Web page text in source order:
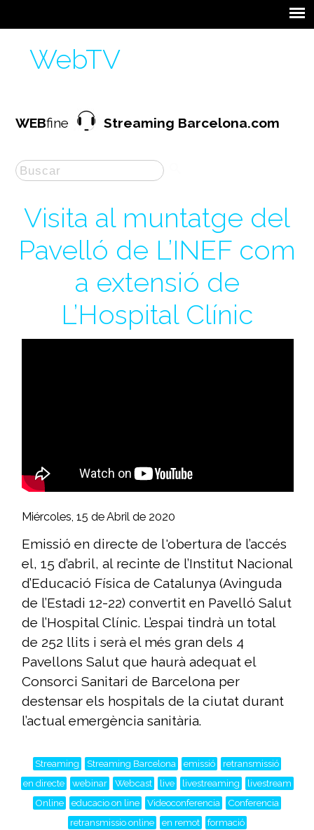
WebTV
WEBfineStreaming Barcelona.com
Visita al muntatge del
Pavelló de L’INEF com
a extensió de
L’Hospital Clínic
Miércoles, 15 de Abril de 2020
Emissió en directe de l'obertura de l’accés
el, 15 d’abril, al recinte de l’Institut Nacional
d’Educació Física de Catalunya (Avinguda
de l’Estadi 12-22) convertit en Pavelló Salut
de l’Hospital Clínic. L’espai tindrà un total
de 252 llits i serà el més gran dels 4
Pavellons Salut que haurà adequat el
Consorci Sanitari de Barcelona per
destensar els hospitals de la ciutat durant
l’actual emergència sanitària.
Streaming Streaming Barcelona emissió
retransmissió
en directe
webinar Webcast live livestreaming
livestream
Online
educacio on line Videoconferencia
Conferencia
retransmissio online
en remot formació